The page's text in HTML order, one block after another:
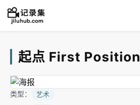
起点 First Position
类型： 艺术